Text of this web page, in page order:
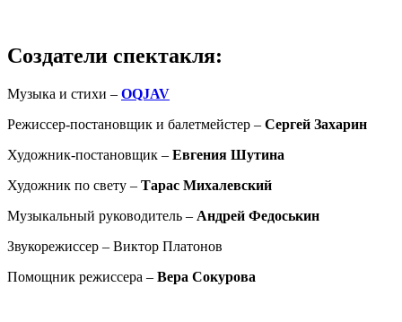
Создатели спектакля:
Музыка и стихи – OQJAV
Режиссер-постановщик и балетмейстер – Сергей Захарин
Художник-постановщик – Евгения Шутина
Художник по свету – Тарас Михалевский
Музыкальный руководитель – Андрей Федоськин
Звукорежиссер – Виктор Платонов
Помощник режиссера – Вера Сокурова